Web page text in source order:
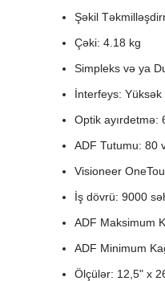
Şəkil
Çəki: 4.18 kg
Simpleks və ya
İnterfeys:
Optik ayırdetmə:
ADF Tutumu: 80
Visioneer
İş dövrü: 9000
ADF Maksimum
ADF Minimum
Ölçülər: 12,5" x